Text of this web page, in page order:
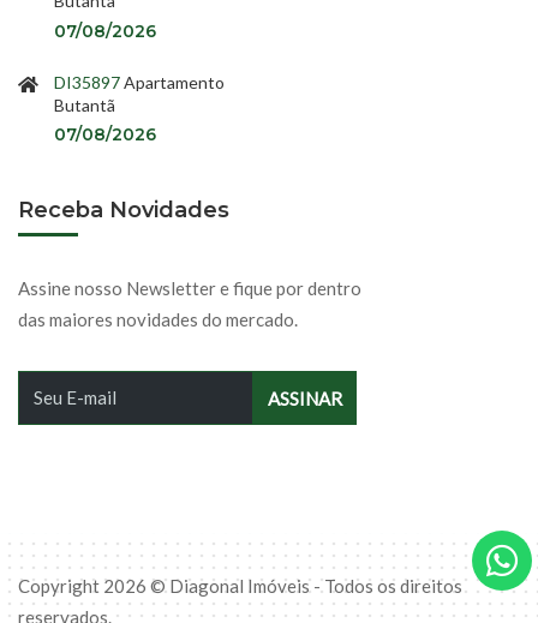
07/08/2026
DI35897Apartamento
Butantã
07/08/2026
Receba Novidades
Assine nosso Newsletter e fique por dentro
das maiores novidades do mercado.
Copyright 2026 © Diagonal Imóveis - Todos os direitos
reservados.